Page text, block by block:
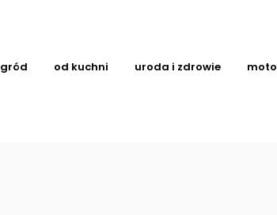
od kuchni uroda i zdrowie moto